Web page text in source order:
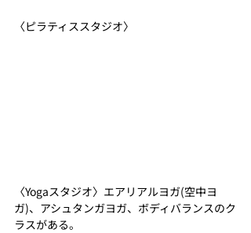
〈ピラティススタジオ〉
〈Yogaスタジオ〉エアリアルヨガ(空中ヨ
ガ)、アシュタンガヨガ、ボディバランスのク
ラスがある。